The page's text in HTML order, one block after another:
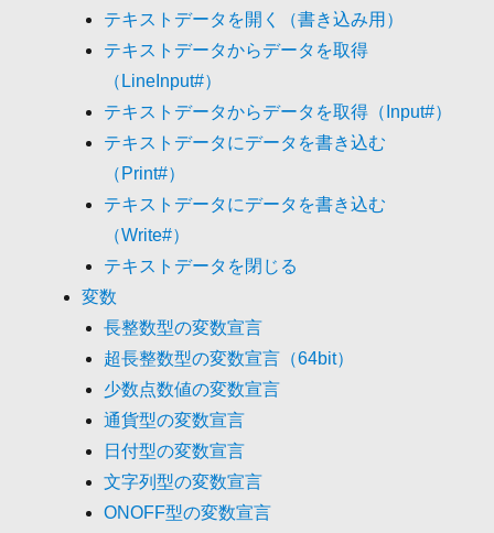
テキストデータを開く（書き込み用）
テキストデータからデータを取得
（LineInput#）
テキストデータからデータを取得（Input#）
テキストデータにデータを書き込む
（Print#）
テキストデータにデータを書き込む
（Write#）
テキストデータを閉じる
変数
長整数型の変数宣言
超長整数型の変数宣言（64bit）
少数点数値の変数宣言
通貨型の変数宣言
日付型の変数宣言
文字列型の変数宣言
ONOFF型の変数宣言